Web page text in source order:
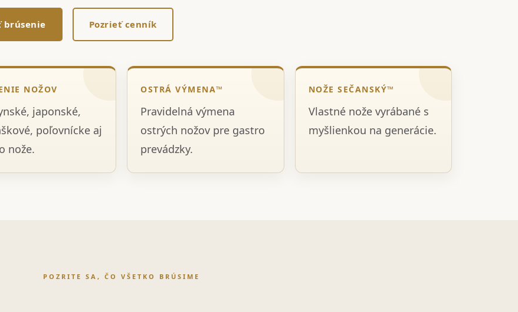
brúsenie Pozrieť cenník
NOŽOV
japonské,
poľovnícke aj
nože.
OSTRÁ VÝMENA™
Pravidelná výmena
ostrých nožov pre gastro
prevádzky.
NOŽE SEČANSKÝ™
Vlastné nože vyrábané s
myšlienkou na generácie.
POZRITE SA, ČO VŠETKO BRÚSIME